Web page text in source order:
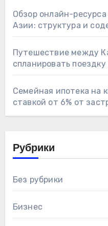
Обзор онлайн-
Азии: структура и
Путешествие между
спланировать
Семейная ипотека на
ставкой от 6% от
Рубрики
Без рубрики
Бизнес